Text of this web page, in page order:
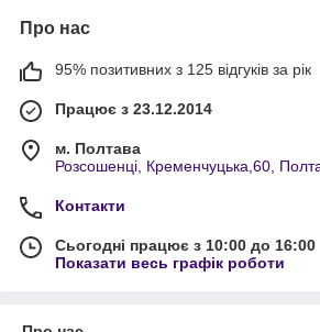
Про нас
95% позитивних з 125 відгуків за рік
Працює з 23.12.2014
м. Полтава
Розсошенці, Кременчуцька,60,
Контакти
Сьогодні працює з 10:00 до 16:00
Показати весь графік роботи